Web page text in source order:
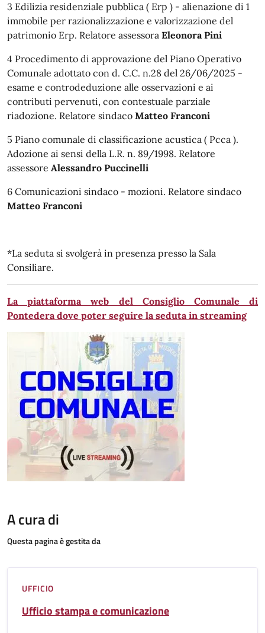
3 Edilizia residenziale pubblica ( Erp ) - alienazione di 1
immobile per razionalizzazione e valorizzazione del
patrimonio Erp. Relatore assessora Eleonora Pini
4 Procedimento di approvazione del Piano Operativo
Comunale adottato con d. C.C. n.28 del 26/06/2025 -
esame e controdeduzione alle osservazioni e ai
contributi pervenuti, con contestuale parziale
riadozione. Relatore sindaco Matteo Franconi
5 Piano comunale di classificazione acustica ( Pcca ).
Adozione ai sensi della L.R. n. 89/1998. Relatore
assessore Alessandro Puccinelli
6 Comunicazioni sindaco - mozioni. Relatore sindaco
Matteo Franconi
*La seduta si svolgerà in presenza presso la Sala
Consiliare.
La piattaforma web del Consiglio Comunale di
Pontedera dove poter seguire la seduta in streaming
A cura di
Questa pagina è gestita da
UFFICIO
Ufficio stampa e comunicazione